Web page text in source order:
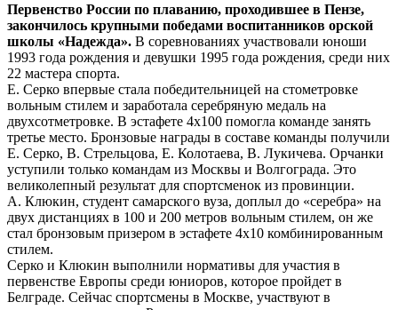
Первенство России по плаванию, проходившее в Пензе,
закончилось крупными победами воспитанников орской
школы «Надежда». В соревнованиях участвовали юноши
1993 года рождения и девушки 1995 года рождения, среди них
22 мастера спорта.
Е. Серко впервые стала победительницей на стометровке
вольным стилем и заработала серебряную медаль на
двухсотметровке. В эстафете 4х100 помогла команде занять
третье место. Бронзовые награды в составе команды получили
Е. Серко, В. Стрельцова, Е. Колотаева, В. Лукичева. Орчанки
уступили только командам из Москвы и Волгограда. Это
великолепный результат для спортсменок из провинции.
А. Клюкин, студент самарского вуза, доплыл до «серебра» на
двух дистанциях в 100 и 200 метров вольным стилем, он же
стал бронзовым призером в эстафете 4х10 комбинированным
стилем.
Серко и Клюкин выполнили нормативы для участия в
первенстве Европы среди юниоров, которое пройдет в
Белграде. Сейчас спортсмены в Москве, участвуют в